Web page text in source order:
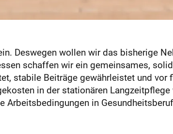
Deswegen wollen wir das bisherige
schaffen wir ein gemeinsames,
stabile Beiträge gewährleistet und
in der stationären
in